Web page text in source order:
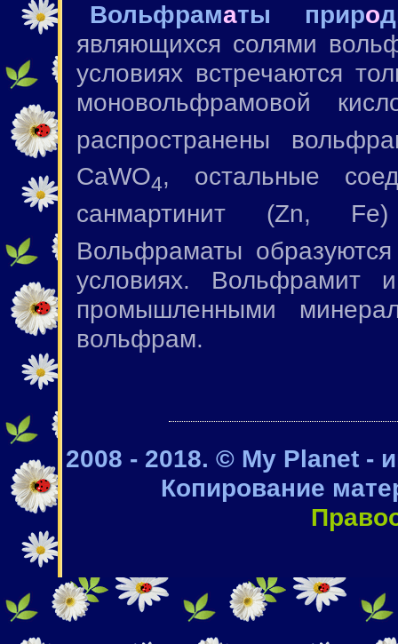
Вольфраматы приро
являющихся солями
условиях встречаются
моновольфрамовой
распространены
CaWO4, остальные
санмартинит (Zn,
Вольфраматы
условиях. Вольфрамит
промышленными
вольфрам.
2008 - 2018. © My Planet -
Копирование